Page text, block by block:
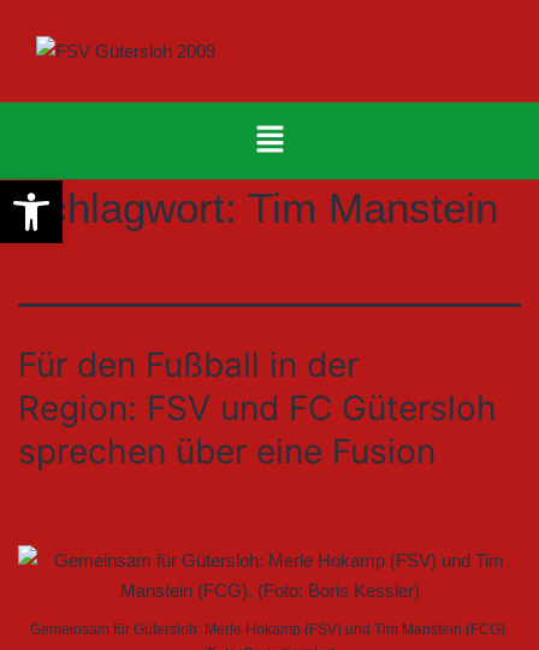
Schlagwort: Tim Manstein
Für den Fußball in der
Region: FSV und FC Gütersloh
sprechen über eine Fusion
Gemeinsam für Gütersloh: Merle Hokamp (FSV) und Tim Manstein (FCG).
Werkzeugleiste öffnen